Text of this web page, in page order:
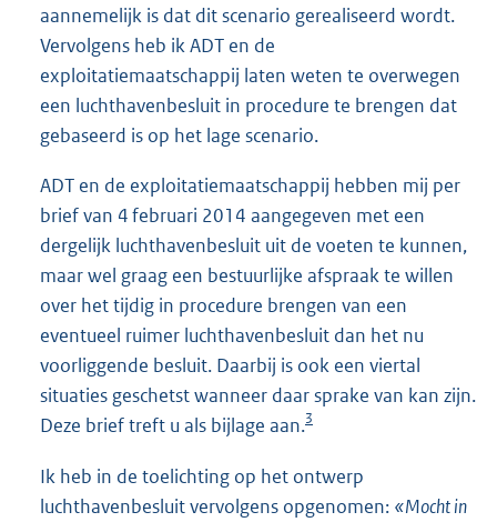
aannemelijk is dat dit scenario gerealiseerd wordt.
Vervolgens heb ik ADT en de
exploitatiemaatschappij laten weten te overwegen
een luchthavenbesluit in procedure te brengen dat
gebaseerd is op het lage scenario.
ADT en de exploitatiemaatschappij hebben mij per
brief van 4 februari 2014 aangegeven met een
dergelijk luchthavenbesluit uit de voeten te kunnen,
maar wel graag een bestuurlijke afspraak te willen
over het tijdig in procedure brengen van een
eventueel ruimer luchthavenbesluit dan het nu
voorliggende besluit. Daarbij is ook een viertal
situaties geschetst wanneer daar sprake van kan zijn.
Deze brief treft u als bijlage aan.3
Ik heb in de toelichting op het ontwerp
luchthavenbesluit vervolgens opgenomen: «Mocht in